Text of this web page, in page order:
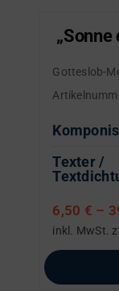
„Sonne
Gotteslob-
Texter /
6,50 € –
inkl. MwSt.